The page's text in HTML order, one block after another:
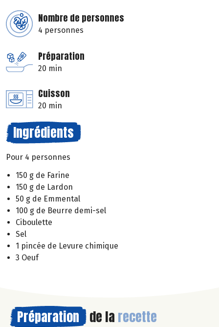
Nombre de personnes
4 personnes
Préparation
20 min
Cuisson
20 min
Ingrédients
Pour 4 personnes
150 g de Farine
150 g de Lardon
50 g de Emmental
100 g de Beurre demi-sel
Ciboulette
Sel
1 pincée de Levure chimique
3 Oeuf
Préparation de la recette